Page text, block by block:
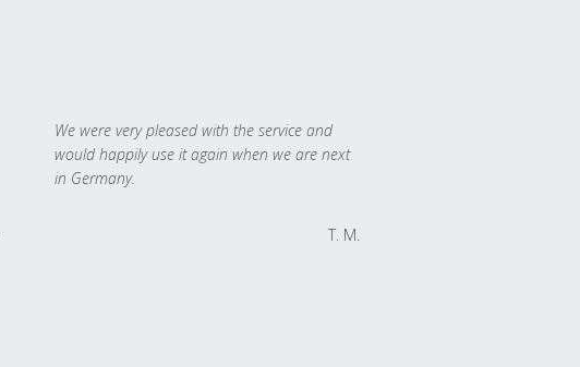
We were very pleased with the service and
would happily use it again when we are next
in Germany.
T. M.